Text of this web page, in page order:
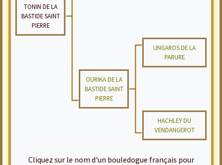
TONIN DE LA
BASTIDE SAINT
PIERRE
UNGAROS DE LA
PARURE
OURIKA DE LA
BASTIDE SAINT
PIERRE
HACHLEY DU
VENDANGEROT
Cliquez sur le nom d'un bouledogue français pour